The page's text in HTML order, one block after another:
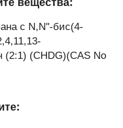
с N,N''-бис(4-
(2:1) (CHDG)(CAS No